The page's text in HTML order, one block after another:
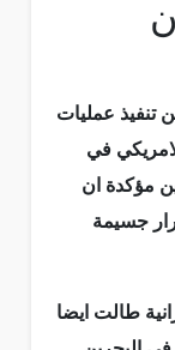
تنفيذ عمليات
في
مؤكدة ان
جسيمة
طالت ايضا